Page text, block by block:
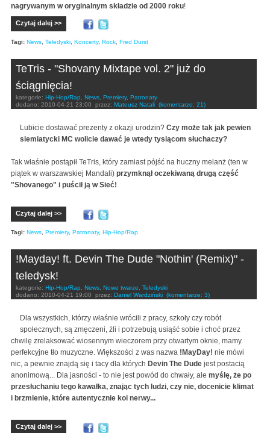
nagrywanym w oryginalnym składzie od 2000 roku!
Czytaj dalej >>
Tagi: News, Teledyski, Koncerty, Rock, Fred Durst
TeTris - "Shovany Mixtape vol. 2" już do
ściągnięcia!
kategorie: Hip-Hop/Rap, News, Premiery, Patronaty
dodano: 2010-04-21 23:00 przez: Mateusz Natali (komentarze: 21)
Lubicie dostawać prezenty z okazji urodzin? Czy może tak jak pewien
siemiatycki MC wolicie dawać je wtedy tysiącom słuchaczy?
Tak właśnie postąpił TeTris, który zamiast pójść na huczny melanż (ten w
piątek w warszawskiej Mandali) przymknął oczekiwaną drugą część
"Shovanego" i puścił ją w Sieć!
Czytaj dalej >>
Tagi: News, Premiery, Patronaty, Hip-Hop/Rap
!Mayday! ft. Devin The Dude "Nothin' (Remix)" -
teledysk!
kategorie: Hip-Hop/Rap, News, Nowe twarze, Teledyski
dodano: 2010-04-21 19:00 przez: Daniel Wardziński (komentarze: 3)
Dla wszystkich, którzy właśnie wrócili z pracy, szkoły czy robót
społecznych, są zmęczeni, źli i potrzebują usiąść sobie i choć przez
chwilę zrelaksować wiosennym wieczorem przy otwartym oknie, mamy
perfekcyjne tło muzyczne. Większości z was nazwa !MayDay! nie mówi
nic, a pewnie znajdą się i tacy dla których Devin The Dude jest postacią
anonimową... Dla jasności - to nie jest powód do chwały, ale myślę, że po
przesłuchaniu tego kawałka, znając tych ludzi, czy nie, docenicie klimat
i brzmienie, które autentycznie koi nerwy...
Czytaj dalej >>